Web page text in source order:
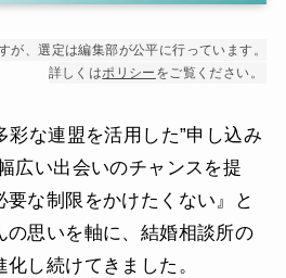
が、選定は編集部が公平に行っています。
詳しくはポリシー をご覧ください。
彩な連盟を活用した”申し込み
広い出会いのチャンスを提
な制限をかけたくない』と
の思いを軸に、結婚相談所の
し続けてきました。